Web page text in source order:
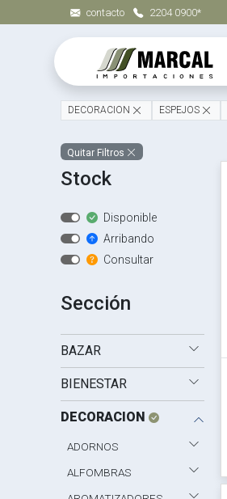
contacto 2204 0900*
DECORACION ESPEJOS
Quitar Filtros
Stock
Disponible
Arribando
Consultar
Sección
BAZAR
BIENESTAR
DECORACION
ADORNOS
ALFOMBRAS